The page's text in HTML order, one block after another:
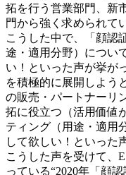
拓を行う営業部門、新
門から強く求められて
こうした中で、「顔認
途・適用分野）につい
い！といった声が挙が
を積極的に展開しよう
の販売・パートナーリ
拓に役立つ（活用価値
ティング（用途・適用
して欲しい！といった
こうした声を受けて、
っている“2020年「顔